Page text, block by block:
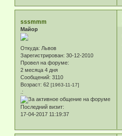
sssmmm
Майор
Откуда: Львов
Зарегистрирован: 30-12-2010
Провел на форуме:
2 месяца 4 дня
Сообщений: 3110
Возраст: 62 [1963-11-17]
.:
Последний визит:
17-04-2017 11:19:37